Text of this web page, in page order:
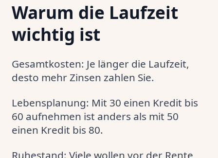
Warum die Laufzeit
wichtig ist
Gesamtkosten: Je länger die Laufzeit,
desto mehr Zinsen zahlen Sie.
Lebensplanung: Mit 30 einen Kredit bis
60 aufnehmen ist anders als mit 50
einen Kredit bis 80.
Ruhestand: Viele wollen vor der Rente